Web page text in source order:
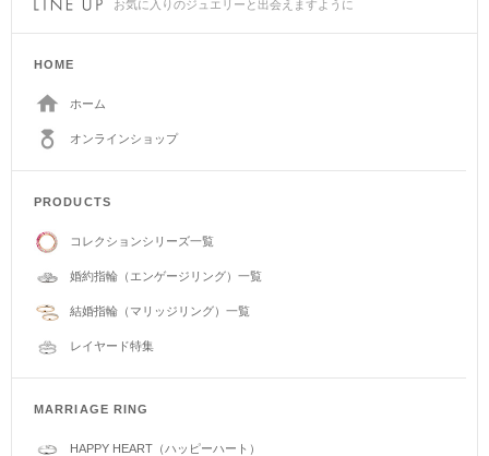
お気に入りのジュエリーと出会えますように
HOME
ホーム
オンラインショップ
PRODUCTS
コレクションシリーズ一覧
婚約指輪（エンゲージリング）一覧
結婚指輪（マリッジリング）一覧
レイヤード特集
MARRIAGE RING
HAPPY HEART（ハッピーハート）